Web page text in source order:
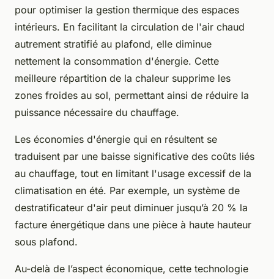
pour optimiser la gestion thermique des espaces
intérieurs. En facilitant la circulation de l'air chaud
autrement stratifié au plafond, elle diminue
nettement la consommation d'énergie. Cette
meilleure répartition de la chaleur supprime les
zones froides au sol, permettant ainsi de réduire la
puissance nécessaire du chauffage.
Les économies d'énergie qui en résultent se
traduisent par une baisse significative des coûts liés
au chauffage, tout en limitant l'usage excessif de la
climatisation en été. Par exemple, un système de
destratificateur d'air peut diminuer jusqu’à 20 % la
facture énergétique dans une pièce à haute hauteur
sous plafond.
Au-delà de l’aspect économique, cette technologie